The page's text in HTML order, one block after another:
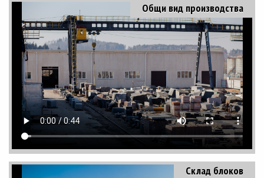
Общи вид производства
Склад блоков